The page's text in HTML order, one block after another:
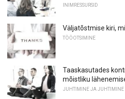
INIMRESSURSID
Väljatõstmise kiri,
TÖÖOTSIMINE
Taaskasutades
mõistliku
JUHTIMINE JA JUHTIMINE